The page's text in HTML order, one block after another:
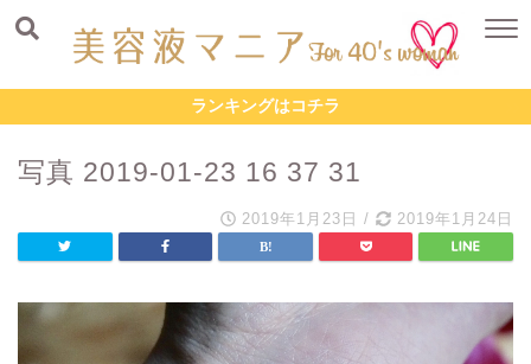
ランキングはコチラ
写真 2019-01-23 16 37 31
2019年1月23日 / 2019年1月24日